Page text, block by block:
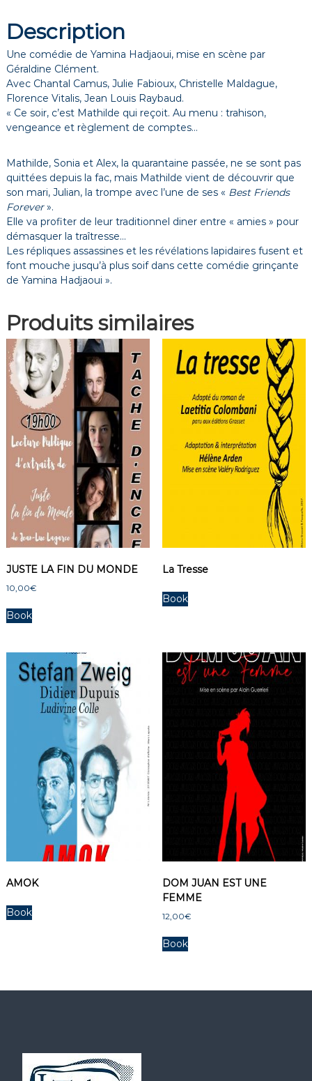
Description
Une comédie de Yamina Hadjaoui, mise en scène par
Géraldine Clément.
Avec Chantal Camus, Julie Fabioux, Christelle Maldague,
Florence Vitalis, Jean Louis Raybaud.
« Ce soir, c’est Mathilde qui reçoit. Au menu : trahison,
vengeance et règlement de comptes…
Mathilde, Sonia et Alex, la quarantaine passée, ne se sont pas
quittées depuis la fac, mais Mathilde vient de découvrir que
son mari, Julian, la trompe avec l’une de ses « Best Friends
Forever».
Elle va profiter de leur traditionnel diner entre « amies » pour
démasquer la traîtresse…
Les répliques assassines et les révélations lapidaires fusent et
font mouche jusqu’à plus soif dans cette comédie grinçante
de Yamina Hadjaoui ».
Produits similaires
JUSTE LA FIN DU MONDE
10,00€
Book
La Tresse
Book
AMOK
Book
DOM JUAN EST UNE
FEMME
12,00€
Book